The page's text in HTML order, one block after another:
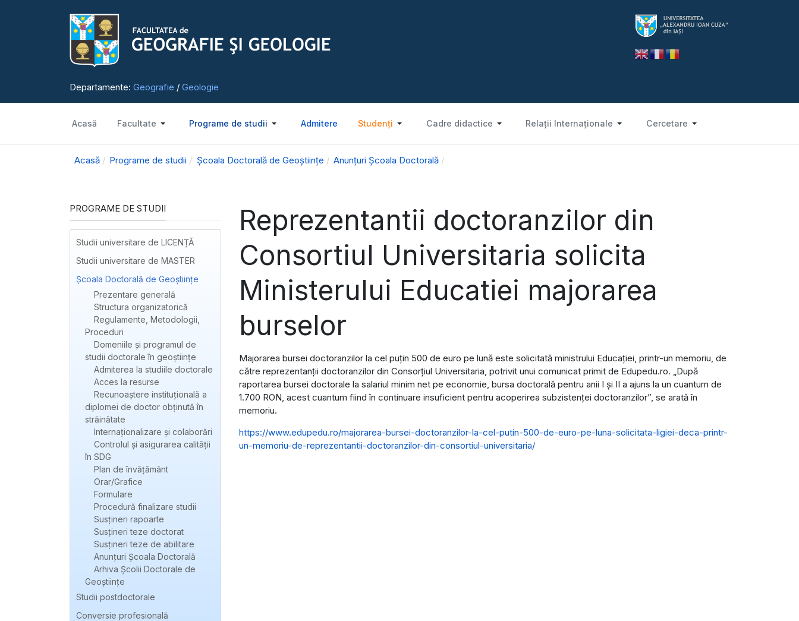
Departamente: Geografie / Geologie
Acasă Facultate Programe de studii Admitere Studenți Cadre didactice Relații Internaționale Cercetare
Acasă Programe de studii Școala Doctorală de Geoștiințe Anunțuri Școala Doctorală
Reprezentantii doctoranzilor din
Consortiul Universitaria solicita
Ministerului Educatiei majorarea
burselor
Majorarea bursei doctoranzilor la cel puțin 500 de euro pe lună este solicitată ministrului Educației, printr-un memoriu, de
către reprezentanții doctoranzilor din Consorțiul Universitaria, potrivit unui comunicat primit de Edupedu.ro. „După
raportarea bursei doctorale la salariul minim net pe economie, bursa doctorală pentru anii I și II a ajuns la un cuantum de
1.700 RON, acest cuantum fiind în continuare insuficient pentru acoperirea subzistenței doctoranzilor”, se arată în
memoriu.
https://www.edupedu.ro/majorarea-bursei-doctoranzilor-la-cel-putin-500-de-euro-pe-luna-solicitata-ligiei-deca-printr-
un-memoriu-de-reprezentantii-doctoranzilor-din-consortiul-universitaria/
PROGRAME DE STUDII
Studii universitare de LICENȚĂ
Studii universitare de MASTER
Școala Doctorală de Geoștiințe
Prezentare generală
Structura organizatorică
Regulamente, Metodologii,
Proceduri
Domeniile și programul de
studii doctorale în geoștiințe
Admiterea la studiile doctorale
Acces la resurse
Recunoaștere instituțională a
diplomei de doctor obținută în
străinătate
Internaționalizare și colaborări
Controlul și asigurarea calității
în SDG
Plan de învățământ
Orar/Grafice
Formulare
Procedură finalizare studii
Susțineri rapoarte
Susțineri teze doctorat
Susțineri teze de abilitare
Anunțuri Școala Doctorală
Arhiva Școlii Doctorale de
Geoștiințe
Studii postdoctorale
Conversie profesională